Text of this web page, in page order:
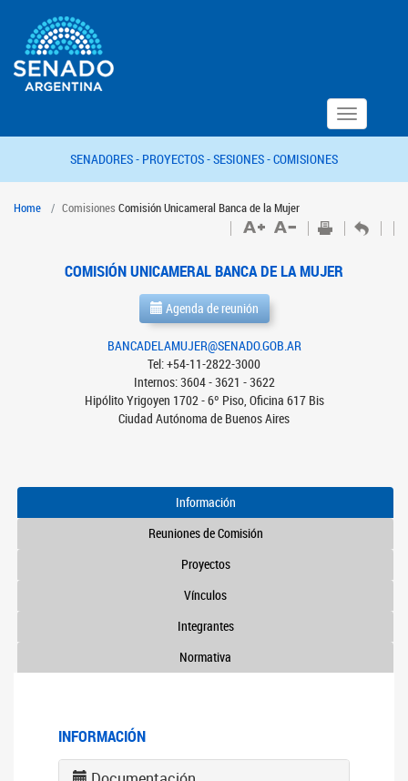
Toggle
navigation
SENADORES - PROYECTOS -SESIONES -COMISIONES
Home Comisiones Comisión Unicameral Banca de la Mujer
COMISIÓN UNICAMERAL BANCA DE LA MUJER
Agenda de reunión
BANCADELAMUJER@SENADO.GOB.AR
Tel: +54-11-2822-3000
Internos: 3604 - 3621 - 3622
Hipólito Yrigoyen 1702 - 6º Piso, Oficina 617 Bis
Ciudad Autónoma de Buenos Aires
Información
Reuniones de Comisión
Proyectos
Vínculos
Integrantes
Normativa
INFORMACIÓN